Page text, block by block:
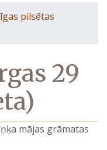
pilsētas
29
mājas grāmatas